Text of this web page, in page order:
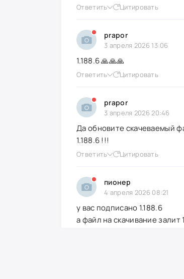
Ответить Цитировать
prapor
3 апреля 2026 13:06
1.188.6 🙏🙏🙏
Ответить Цитировать
prapor
3 апреля 2026 20:46
Да обновите скачеваемый
1.188.6 !!!
Ответить Цитировать
пионер
4 апреля 2026 08:21
у вас подписано 1.188.6
а файл на скачивание залит